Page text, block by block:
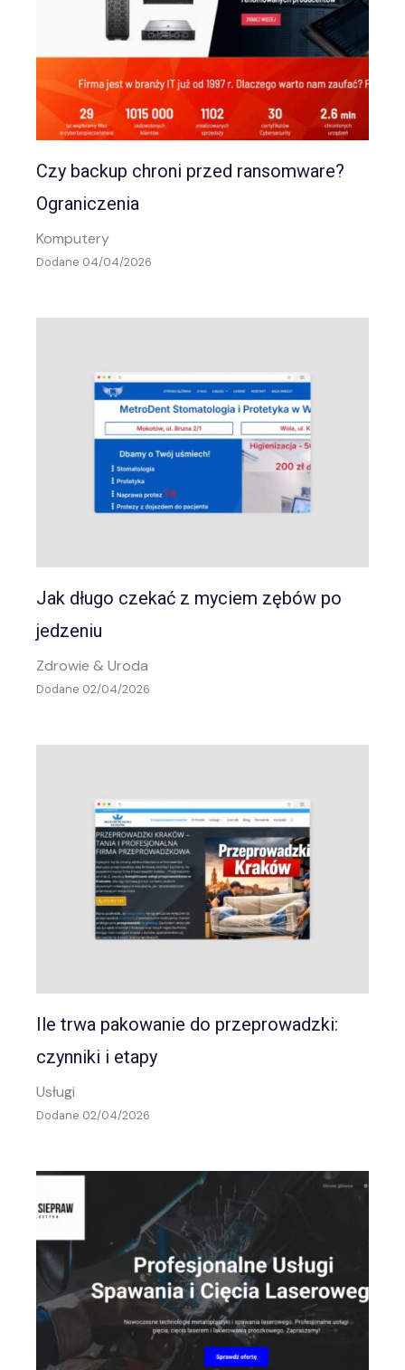
Czy backup chroni przed ransomware?
Ograniczenia
Komputery
Dodane 04/04/2026
Jak długo czekać z myciem zębów po
jedzeniu
Zdrowie & Uroda
Dodane 02/04/2026
Ile trwa pakowanie do przeprowadzki:
czynniki i etapy
Usługi
Dodane 02/04/2026